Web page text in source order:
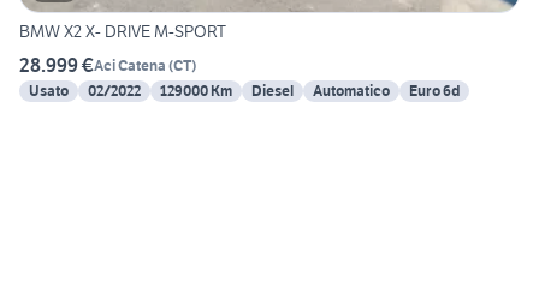
BMW X2 X- DRIVE M-SPORT
28.999 €Aci Catena (CT)
Usato
02/2022 129000 Km Diesel Automatico Euro 6d